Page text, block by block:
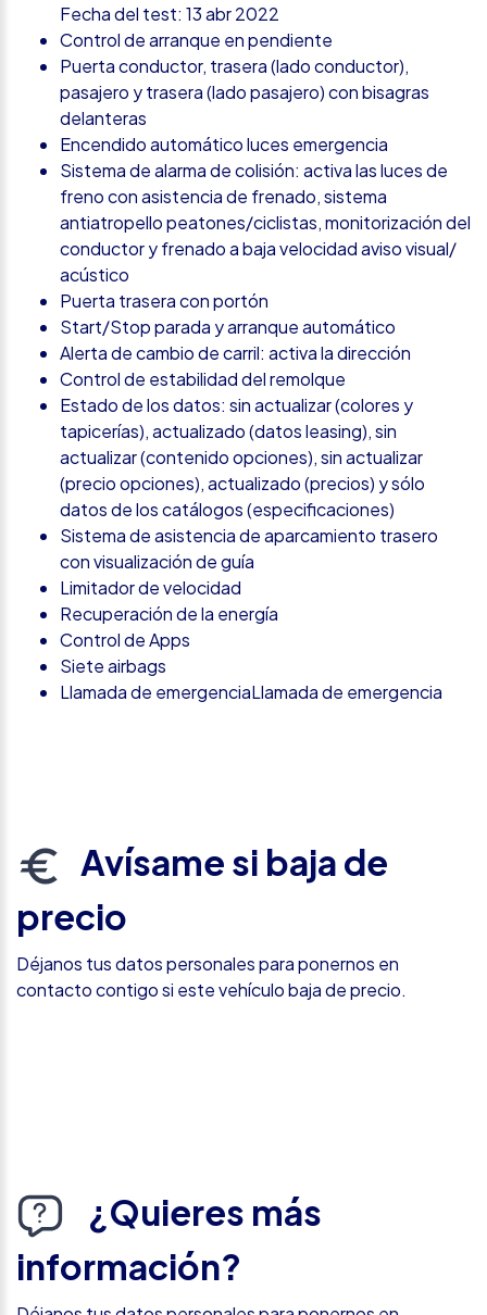
Fecha del test: 13 abr 2022
Control de arranque en pendiente
Puerta conductor, trasera (lado conductor),
pasajero y trasera (lado pasajero) con bisagras
delanteras
Encendido automático luces emergencia
Sistema de alarma de colisión: activa las luces de
freno con asistencia de frenado, sistema
antiatropello peatones/ciclistas, monitorización del
conductor y frenado a baja velocidad aviso visual/
acústico
Puerta trasera con portón
Start/Stop parada y arranque automático
Alerta de cambio de carril: activa la dirección
Control de estabilidad del remolque
Estado de los datos: sin actualizar (colores y
tapicerías), actualizado (datos leasing), sin
actualizar (contenido opciones), sin actualizar
(precio opciones), actualizado (precios) y sólo
datos de los catálogos (especificaciones)
Sistema de asistencia de aparcamiento trasero
con visualización de guía
Limitador de velocidad
Recuperación de la energía
Control de Apps
Siete airbags
Llamada de emergenciaLlamada de emergencia
Avísame si baja de
precio
Déjanos tus datos personales para ponernos en
contacto contigo si este vehículo baja de precio.
¿Quieres más
información?